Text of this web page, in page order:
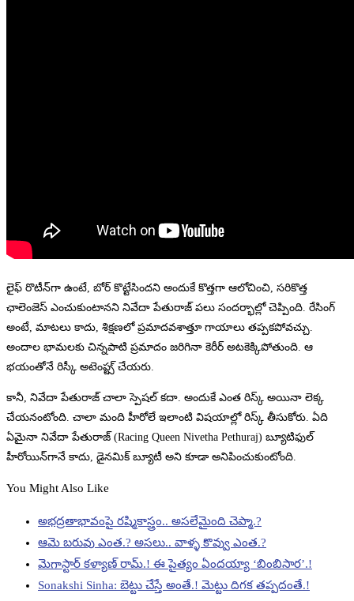
లైఫ్ రొటీన్‌గా ఉంటే, బోర్ కొట్టేసిందని అందుకే కొత్తగా ఆలోచించి, సరికొత్త
ఛాలెంజెస్ ఎంచుకుంటానని నివేదా పేతురాజ్ పలు సందర్భాల్లో చెప్పింది. రేసింగ్
అంటే, మాటలు కాదు, శిక్షణలో ప్రమాదవశాత్తూ గాయాలు తప్పకపోవచ్చు.
అందాల భామలకు చిన్నపాటి ప్రమాదం జరిగినా కెరీర్ అటకెక్కిపోతుంది. ఆ
భయంతోనే రిస్కీ అటెంప్ట‌్స్ చేయరు.
కానీ, నివేదా పేతురాజ్ చాలా స్పెషల్ కదా. అందుకే ఎంత రిస్క్ అయినా లెక్క
చేయనంటోంది. చాలా మంది హీరోలే ఇలాంటి విషయాల్లో రిస్క్ తీసుకోరు. ఏది
ఏమైనా నివేదా పేతురాజ్ (Racing Queen Nivetha Pethuraj) బ్యూటిఫుల్
హీరోయిన్‌గానే కాదు, డైనమిక్ బ్యూటీ అని కూడా అనిపించుకుంటోంది.
You Might Also Like
అభద్రతాభావంపై రష్మికాస్త్రం.. అసలేమైంది చెప్మా.?
ఆమె బరువు ఎంత.? అసలు.. వాళ్ళ కొవ్వు ఎంత.?
మెగాస్టార్ కళ్యాణ్ రామ్.! ఈ పైత్యం ఏందయ్యా ‘బింబిసార’.!
Sonakshi Sinha: బెట్టు చేస్తే అంతే.! మెట్టు దిగక తప్పదంతే.!